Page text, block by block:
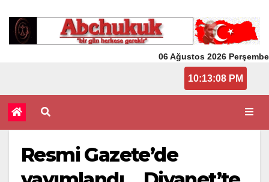
06 Ağustos 2026 Perşembe
10:13:08 PM
Resmi Gazete’de